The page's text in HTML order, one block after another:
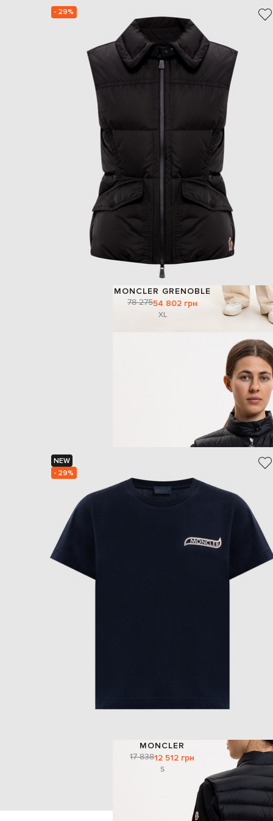
- 29%
MONCLER GRENOBLE
78 27554 802 грн
XL
NEW
- 29%
MONCLER
17 83812 512 грн
S